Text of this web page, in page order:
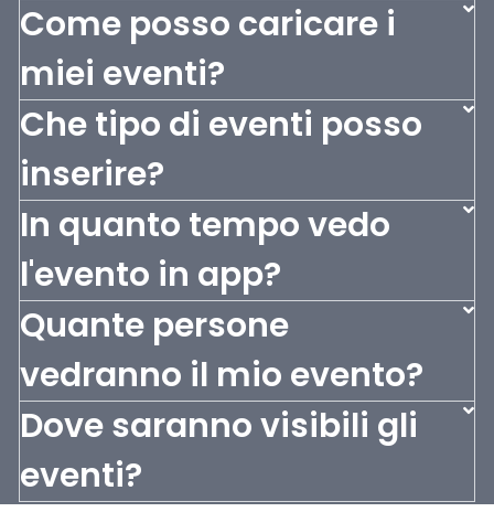
Come posso caricare i
miei eventi?
Che tipo di eventi posso
inserire?
In quanto tempo vedo
l'evento in app?
Quante persone
vedranno il mio evento?
Dove saranno visibili gli
eventi?